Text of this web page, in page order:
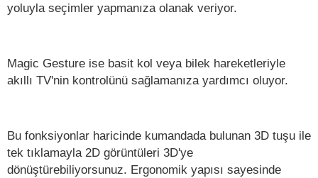
yoluyla seçimler yapmanıza olanak veriyor.
Magic Gesture ise basit kol veya bilek hareketleriyle
akıllı TV'nin kontrolünü sağlamanıza yardımcı oluyor.
Bu fonksiyonlar haricinde kumandada bulunan 3D tuşu ile
tek tıklamayla 2D görüntüleri 3D'ye
dönüştürebiliyorsunuz. Ergonomik yapısı sayesinde